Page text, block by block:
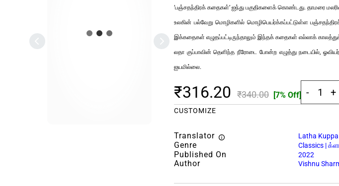
‘பஞ்சதந்திரக் கதைகள்’ ஐந்து பகுதிகளைக் கொண்டது. தாமரை
உலகின் பல்வேறு மொழிகளில் மொழிபெயர்க்கப்பட்டுள்ள
இக்கதைகள் எழுதப்பட்டிருந்தாலும் இந்தக் கதைகள் எல்லாக்
லதா குப்பாவின் தெளிந்த நீரோடை போன்ற எழுத்து நடையில்,
ஐயமில்லை.
₹316.20 ₹340.00 [7% Off]
CUSTOMIZE
Translator Latha Kuppa
Genre Classics |
Published On 2022
Author Vishnu